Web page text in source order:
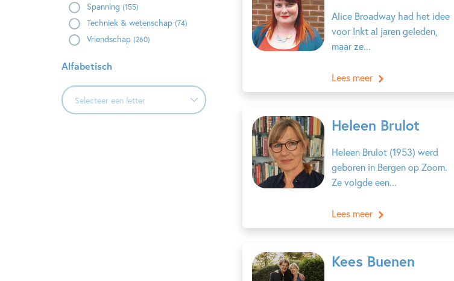
Spanning (155)
Techniek & wetenschap (74)
Vriendschap (260)
Alfabetisch
Selecteer een letter
Alice Broadway had het idee
voor Inkt al jaren geleden,
maar ze...
Lees meer
Heleen Brulot
Heleen Brulot (1953) werd
geboren in Bergen op Zoom.
Ze volgde een...
Lees meer
Kees Buenen